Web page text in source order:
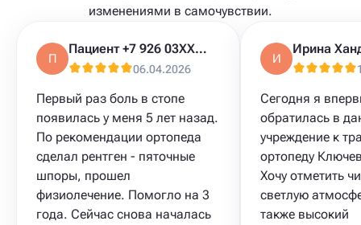
изменениями в самочувствии.
П
Пациент +7 926 03XXXXX
06.04.2026
Первый раз боль в стопе
появилась у меня 5 лет назад.
По рекомендации ортопеда
сделал рентген - пяточные
шпоры, прошел
физиолечение. Помогло на 3
года. Сейчас снова началась
И
Ирина
Сегодня я
обратилась в
учреждение к
ортопеду
Хочу отметить
светлую
также высокий